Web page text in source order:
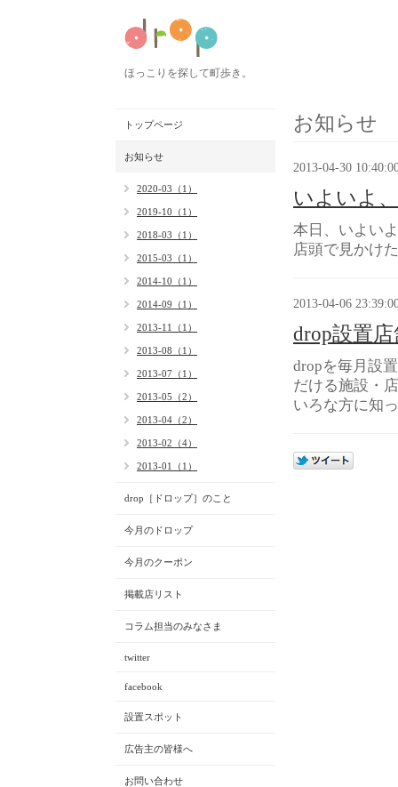
ほっこりを探して町歩き。
お知らせ
2013-04-30
いよいよ
本日、いよい
店頭で見かけ
2013-04-06
drop設置
dropを毎月設
だける施設・
いろな方に知
トップページ
お知らせ
2020-03（1）
2019-10（1）
2018-03（1）
2015-03（1）
2014-10（1）
2014-09（1）
2013-11（1）
2013-08（1）
2013-07（1）
2013-05（2）
2013-04（2）
2013-02（4）
2013-01（1）
drop［ドロップ］のこと
今月のドロップ
今月のクーポン
掲載店リスト
コラム担当のみなさま
twitter
facebook
設置スポット
広告主の皆様へ
お問い合わせ